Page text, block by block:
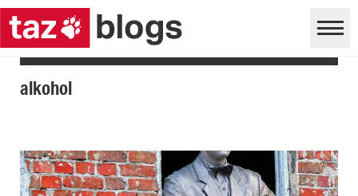
alkohol